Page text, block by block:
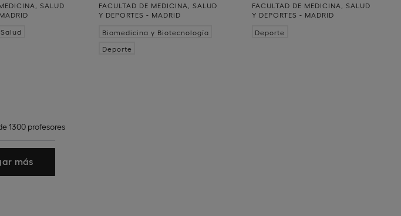
SALUD
FACULTAD DE MEDICINA, SALUD
Y DEPORTES - MADRID
Biomedicina y Biotecnología
Deporte
FACULTAD DE MEDICINA, SALUD
Y DEPORTES - MADRID
Deporte
1300 profesores
más